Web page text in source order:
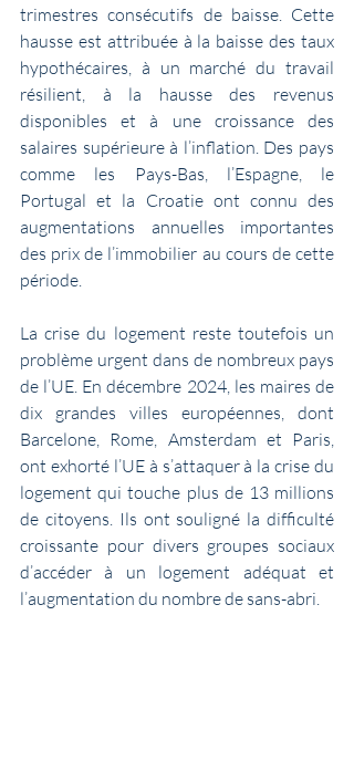
trimestres consécutifs de baisse. Cette
hausse est attribuée à la baisse des taux
hypothécaires, à un marché du travail
résilient, à la hausse des revenus
disponibles et à une croissance des
salaires supérieure à l’inflation. Des pays
comme les Pays-Bas, l’Espagne, le
Portugal et la Croatie ont connu des
augmentations annuelles importantes
des prix de l’immobilier au cours de cette
période.
La crise du logement reste toutefois un
problème urgent dans de nombreux pays
de l’UE. En décembre 2024, les maires de
dix grandes villes européennes, dont
Barcelone, Rome, Amsterdam et Paris,
ont exhorté l’UE à s’attaquer à la crise du
logement qui touche plus de 13 millions
de citoyens. Ils ont souligné la difficulté
croissante pour divers groupes sociaux
d’accéder à un logement adéquat et
l’augmentation du nombre de sans-abri.